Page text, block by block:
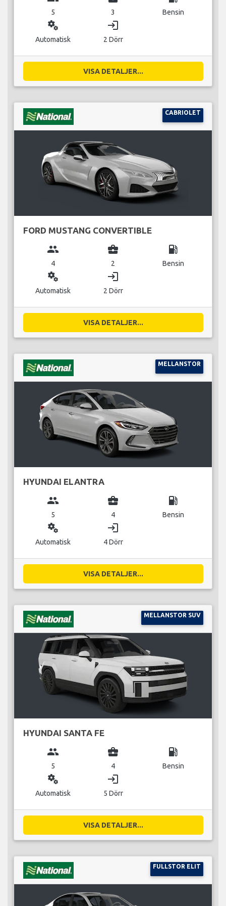
5 3 Bensin
miscellaneous_services
Automatisk
login
2 Dörr
VISA DETALJER...
CABRIOLET
FORD MUSTANG CONVERTIBLE
group
4
business_center
2
local_gas_station
Bensin
miscellaneous_services
Automatisk
login
2 Dörr
VISA DETALJER...
MELLANSTOR
HYUNDAI ELANTRA
group
5
business_center
4
local_gas_station
Bensin
miscellaneous_services
Automatisk
login
4 Dörr
VISA DETALJER...
MELLANSTOR SUV
HYUNDAI SANTA FE
group
5
business_center
4
local_gas_station
Bensin
miscellaneous_services
Automatisk
login
5 Dörr
VISA DETALJER...
FULLSTOR ELIT